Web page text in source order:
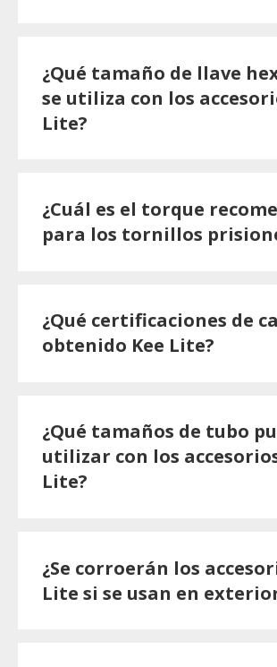
¿Qué tamaño de llave
se utiliza con los
Lite?
¿Cuál es el torque
para los tornillos
¿Qué certificaciones de
obtenido Kee Lite?
¿Qué tamaños de tubo
utilizar con los
Lite?
¿Se corroerán los
Lite si se usan en